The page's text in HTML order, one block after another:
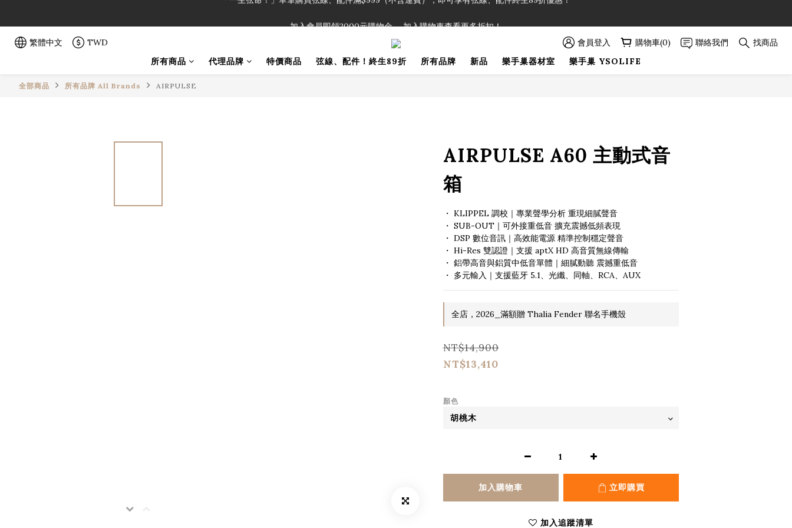
「一生弦命！」單筆購買弦線、配件滿$999（不含運費），即可享有弦線、配件終生89折優惠！
繁體中文 TWD 會員登入 購物車(0) 聯絡我們
找商品
所有商品
代理品牌 特價商品 弦線、配件！終生89折 所有品牌 新品 樂手巢器材室 樂手巢 YSOLIFE
全部商品 所有品牌 All Brands AIRPULSE
AIRPULSE A60 主動式音
箱
・ KLIPPEL 調校｜專業聲學分析 重現細膩聲音
・ SUB-OUT｜可外接重低音 擴充震撼低頻表現
・ DSP 數位音訊｜高效能電源 精準控制穩定聲音
・ Hi-Res 雙認證｜支援 aptX HD 高音質無線傳輸
・ 鋁帶高音與鋁質中低音單體｜細膩動聽 震撼重低音
・ 多元輸入｜支援藍牙 5.1、光纖、同軸、RCA、AUX
全店，2026_滿額贈 Thalia Fender 聯名手機殼
NT$14,900
NT$13,410
顏色
加入購物車 立即購買
加入追蹤清單